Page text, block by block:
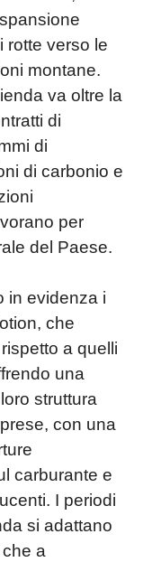
rotte verso le
montane.
va oltre la
di
di
di carbonio e
per
del Paese.
in evidenza i
che
a quelli
una
struttura
con una
carburante e
I periodi
si adattano
a